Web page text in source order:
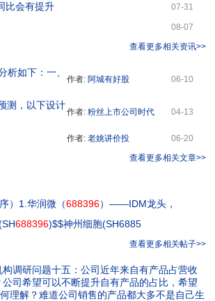
比会有提升 07-31
08-07
查看更多相关资讯>>
析如下：一、
作者: 阿城有好股 06-10
测，以下设计
作者: 粉丝上市公司时代 04-13
作者: 老姚讲价投
06-20
查看更多相关文章>>
）1.华润微（688396）——IDM龙头，
688396)$$神州细胞(SH6885
查看更多相关帖子>>
调研问题十五：公司近年来自有产品占营收
司希望可以不断提升自有产品的占比，希望
理解？难道公司销售的产品都大多不是自己生